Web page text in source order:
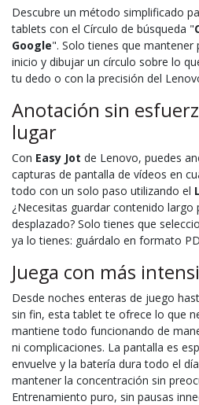
Descubre un método simplificado
tablets con el Círculo de búsqueda "
Google". Solo tienes que
inicio y dibujar un círculo sobre lo
tu dedo o con la precisión del
Anotación sin
lugar
Con Easy Jot de Lenovo, puedes
capturas de pantalla de vídeos en
todo con un solo paso utilizando el
¿Necesitas guardar contenido largo
desplazado? Solo tienes que
ya lo tienes: guárdalo en formato
Juega con más
Desde noches enteras de juego
sin fin, esta tablet te ofrece lo que
mantiene todo funcionando de
ni complicaciones. La pantalla es
envuelve y la batería dura todo el
mantener la concentración sin
Entrenamiento puro, sin pausas